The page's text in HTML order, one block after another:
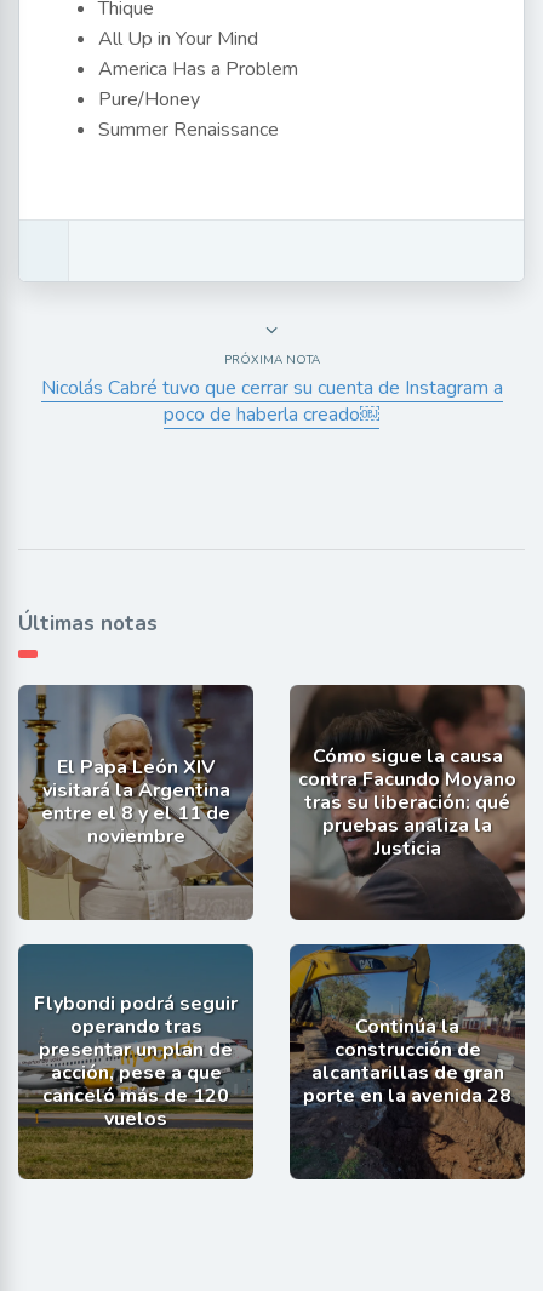
Thique
All Up in Your Mind
America Has a Problem
Pure/Honey
Summer Renaissance
PRÓXIMA NOTA
Nicolás Cabré tuvo que cerrar su cuenta de Instagram a
poco de haberla creado￼
Últimas notas
El Papa León XIV
visitará la Argentina
entre el 8 y el 11 de
noviembre
Cómo sigue la causa
contra Facundo Moyano
tras su liberación: qué
pruebas analiza la
Justicia
Flybondi podrá seguir
operando tras
presentar un plan de
acción, pese a que
canceló más de 120
vuelos
Continúa la
construcción de
alcantarillas de gran
porte en la avenida 28